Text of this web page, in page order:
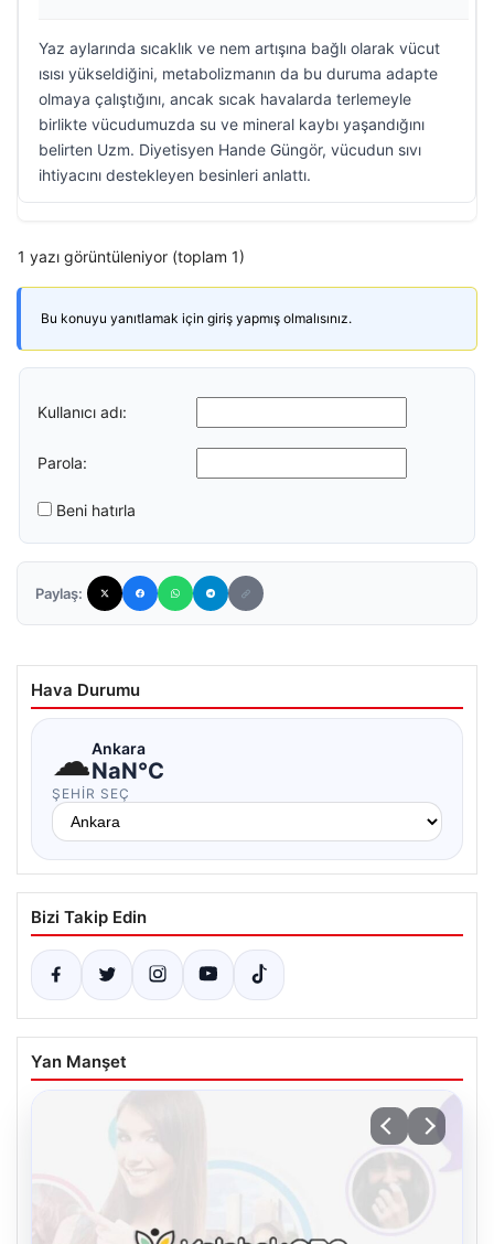
Yaz aylarında sıcaklık ve nem artışına bağlı olarak vücut
ısısı yükseldiğini, metabolizmanın da bu duruma adapte
olmaya çalıştığını, ancak sıcak havalarda terlemeyle
birlikte vücudumuzda su ve mineral kaybı yaşandığını
belirten Uzm. Diyetisyen Hande Güngör, vücudun sıvı
ihtiyacını destekleyen besinleri anlattı.
1 yazı görüntüleniyor (toplam 1)
Bu konuyu yanıtlamak için giriş yapmış olmalısınız.
Kullanıcı adı:
Parola:
Beni hatırla
Paylaş:
Hava Durumu
☁Ankara
NaN°C
ŞEHIR SEÇ
Bizi Takip Edin
Yan Manşet